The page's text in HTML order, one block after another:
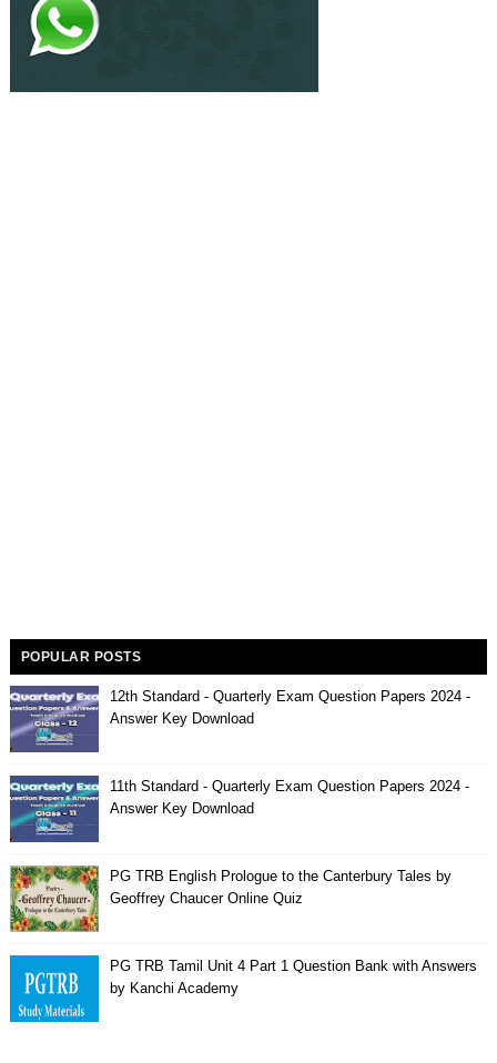
POPULAR POSTS
12th Standard - Quarterly Exam Question Papers 2024 -
Answer Key Download
11th Standard - Quarterly Exam Question Papers 2024 -
Answer Key Download
PG TRB English Prologue to the Canterbury Tales by
Geoffrey Chaucer Online Quiz
PG TRB Tamil Unit 4 Part 1 Question Bank with Answers
by Kanchi Academy